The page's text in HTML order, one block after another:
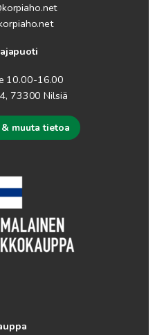
10.00-16.00
73300 Nilsiä
muuta tietoa